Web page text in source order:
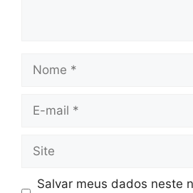
Nome
Site
Salvar meus dados neste